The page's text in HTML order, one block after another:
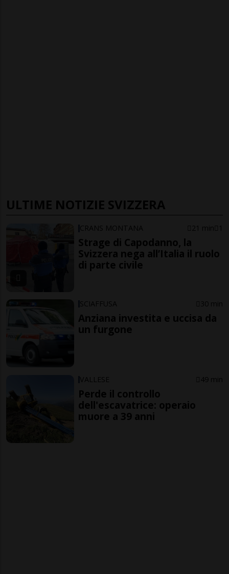
ULTIME NOTIZIE SVIZZERA
CRANS MONTANA 21 min 1
Strage di Capodanno, la
Svizzera nega all’Italia il ruolo
di parte civile
SCIAFFUSA 30 min
Anziana investita e uccisa da
un furgone
VALLESE 49 min
Perde il controllo
dell'escavatrice: operaio
muore a 39 anni